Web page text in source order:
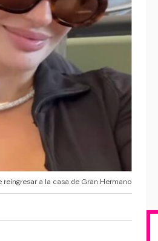
a la casa de Gran Hermano